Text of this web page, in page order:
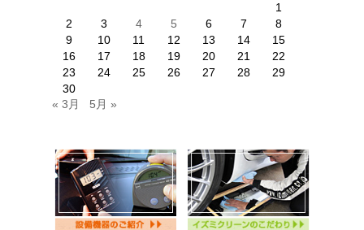
1
2
3 4 5 6 7
8
9
10 11 12 13 14
15
16
17 18 19 20 21
22
23
24 25 26 27 28
29
30
« 3月
5月 »